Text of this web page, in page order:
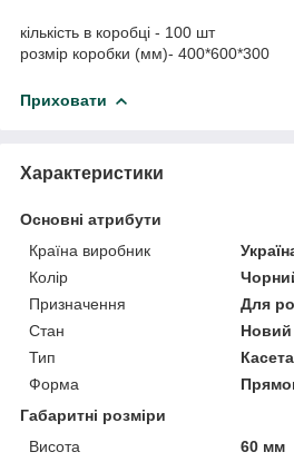
кількість в коробці - 100 шт
розмір коробки (мм)- 400*600*300
Приховати
Характеристики
Основні атрибути
Країна виробник
Колір
Призначення
Для
Стан
Новий
Тип
Касета
Форма
Габаритні розміри
Висота
60 мм